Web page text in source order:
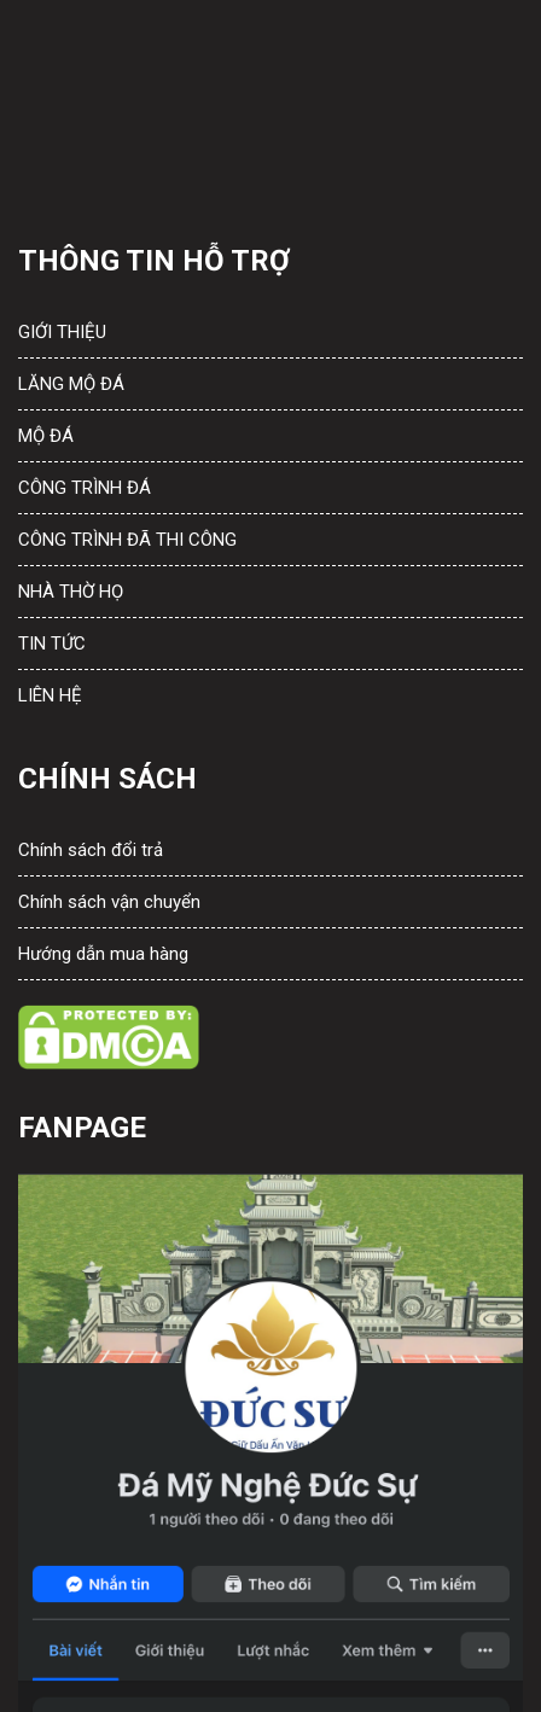
THÔNG TIN HỖ TRỢ
GIỚI THIỆU
LĂNG MỘ ĐÁ
MỘ ĐÁ
CÔNG TRÌNH ĐÁ
CÔNG TRÌNH ĐÃ THI CÔNG
NHÀ THỜ HỌ
TIN TỨC
LIÊN HỆ
CHÍNH SÁCH
Chính sách đổi trả
Chính sách vận chuyển
Hướng dẫn mua hàng
FANPAGE